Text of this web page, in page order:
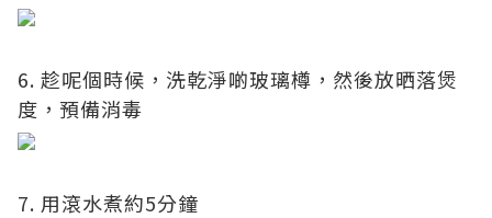
6. 趁呢個時候，洗乾淨啲玻璃樽，然後放晒落煲
度，預備消毒
7. 用滾水煮約5分鐘